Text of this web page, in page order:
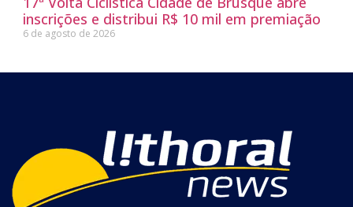
inscrições e distribui R$ 10 mil em premiação
6 de agosto de 2026